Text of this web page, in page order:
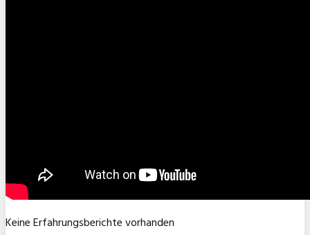
Keine Erfahrungsberichte vorhanden